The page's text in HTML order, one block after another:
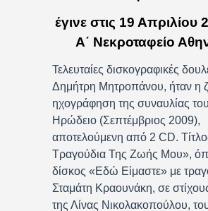
έγινε στις 19 Απριλίου
Α΄ Νεκροταφείο
Τελευταίες δισκογραφικές
Δημήτρη Μητροπάνου, ήταν η
ηχογράφηση της συναυλίας
Ηρώδειο (Σεπτέμβριος 2009),
αποτελούμενη από 2 CD.
Τραγούδια Της Ζωής Μου»,
δίσκος «Εδώ Είμαστε» με
Σταμάτη Κραουνάκη, σε
της Λίνας Νικολακοπούλου,